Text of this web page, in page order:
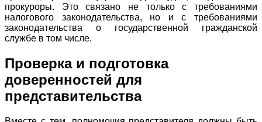
прокуроры. Это связано не только с требованиями
налогового законодательства, но и с требованиями
законодательства о государственной гражданской
службе в том числе.
Проверка и подготовка
доверенностей для
представительства